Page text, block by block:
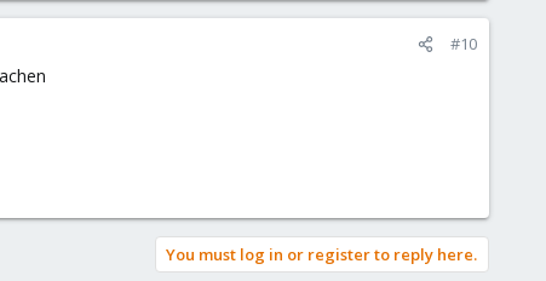
#10
You must log in or register to reply here.